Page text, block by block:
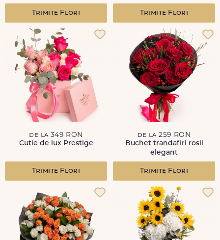
Trimite Flori Trimite Flori
de la 349 RON
Cutie de lux Prestige
Trimite Flori
de la 259 RON
Buchet trandafiri rosii
elegant
Trimite Flori